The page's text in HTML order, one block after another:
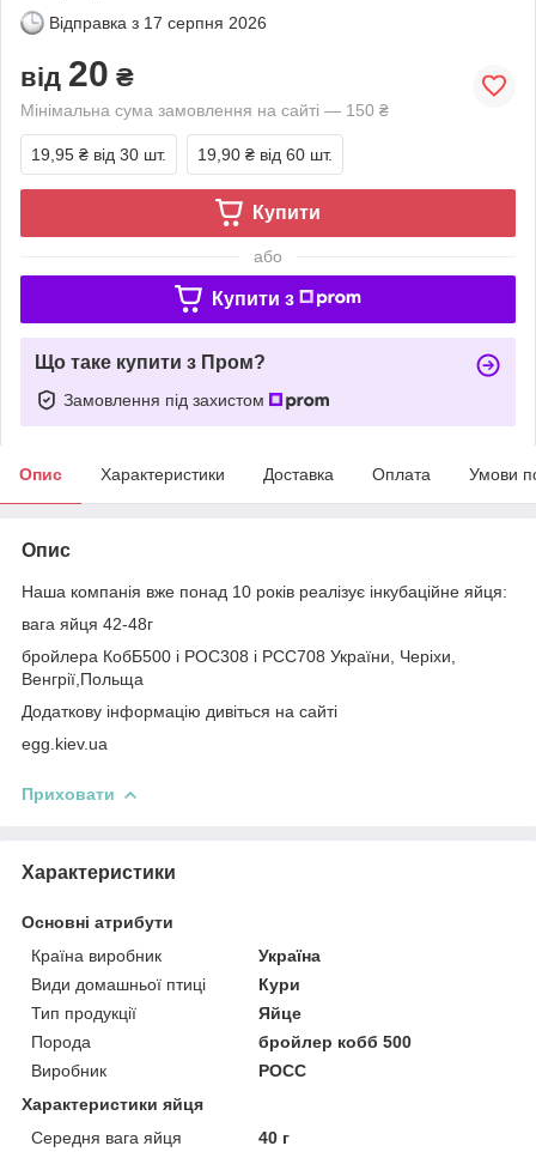
Відправка з 17 серпня 2026
від 20 ₴
Мінімальна сума замовлення на сайті — 150 ₴
19,95 ₴ від 30 шт. 19,90 ₴ від 60 шт.
Купити
або
Купити з
Що таке купити з Пром?
Замовлення під захистом
Опис Характеристики Доставка Оплата Умови
Опис
Наша компанія вже понад 10 років реалізує інкубаційне яйця:
вага яйця 42-48г
бройлера КобБ500 і РОС308 і PCС708 України, Черіхи,
Венгрії,Польща
Додаткову інформацію дивіться на сайті
egg.kiev.ua
Приховати
Характеристики
Основні атрибути
Країна виробник
Україна
Види домашньої птиці
Кури
Тип продукції
Яйце
Порода
бройлер кобб 500
Виробник
РОСС
Характеристики яйця
Середня вага яйця
40 г